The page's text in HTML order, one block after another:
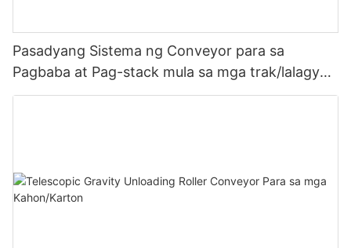
Pasadyang Sistema ng Conveyor para sa
Pagbaba at Pag-stack mula sa mga trak/lalagyan
patungo sa bodega